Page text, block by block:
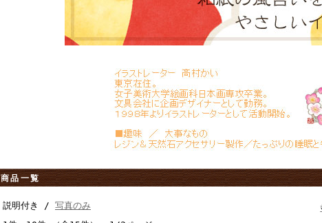
商品一覧
説明付き / 写真のみ